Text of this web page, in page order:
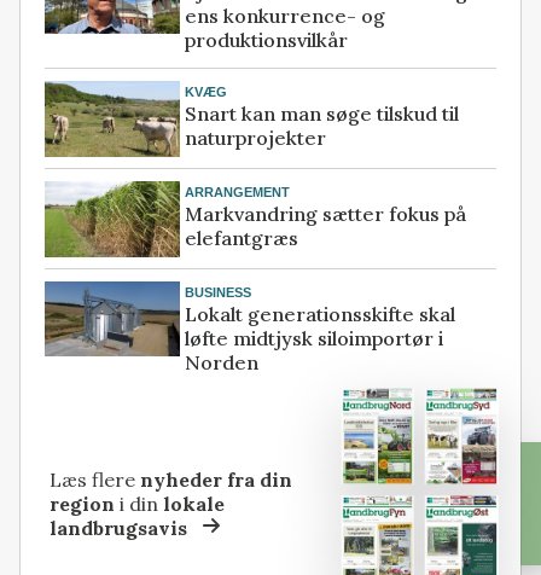
ens konkurrence- og
produktionsvilkår
KVÆG
Snart kan man søge tilskud til
naturprojekter
ARRANGEMENT
Markvandring sætter fokus på
elefantgræs
BUSINESS
Lokalt generationsskifte skal
løfte midtjysk siloimportør i
Norden
Læs flere nyheder fra din
region i dinlokale
landbrugsavis